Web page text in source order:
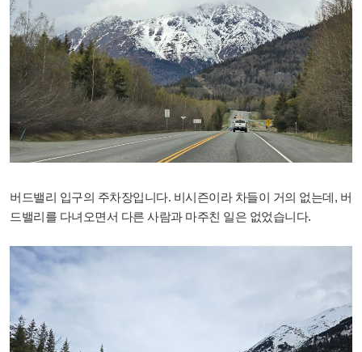
버드밸리 입구의 주차장입니다. 비시즌이라 차들이 거의 없는데, 버
드밸리를 다녀오면서 다른 사람과 마주친 일은 없었습니다.